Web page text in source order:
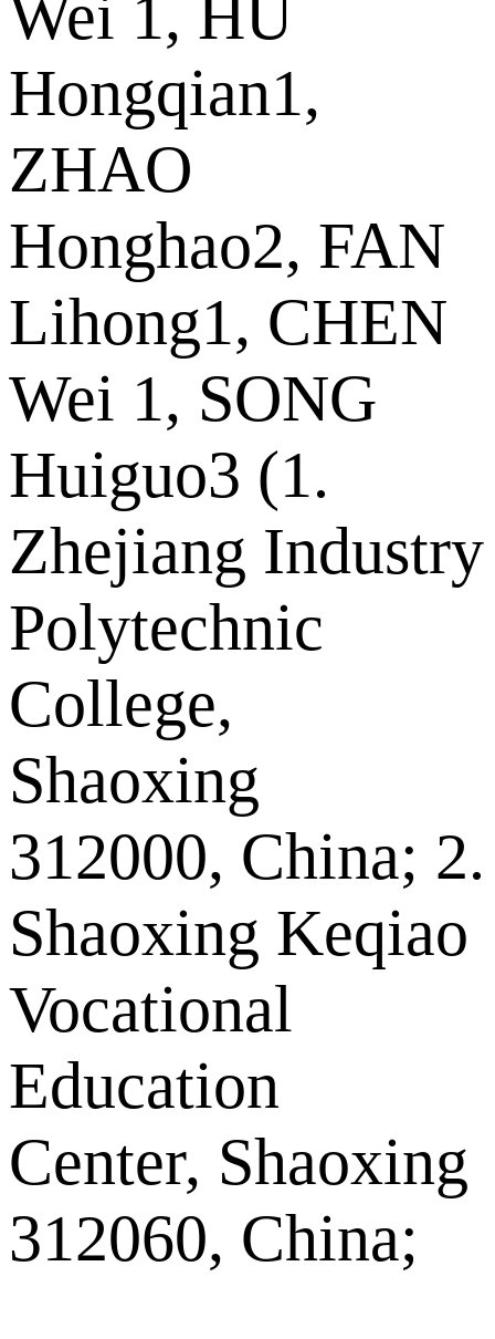
Wei 1, HU
Hongqian1,
ZHAO
Honghao2, FAN
Lihong1, CHEN
Wei 1, SONG
Huiguo3 (1.
Zhejiang Industry
Polytechnic
College,
Shaoxing
312000, China; 2.
Shaoxing Keqiao
Vocational
Education
Center, Shaoxing
312060, China;